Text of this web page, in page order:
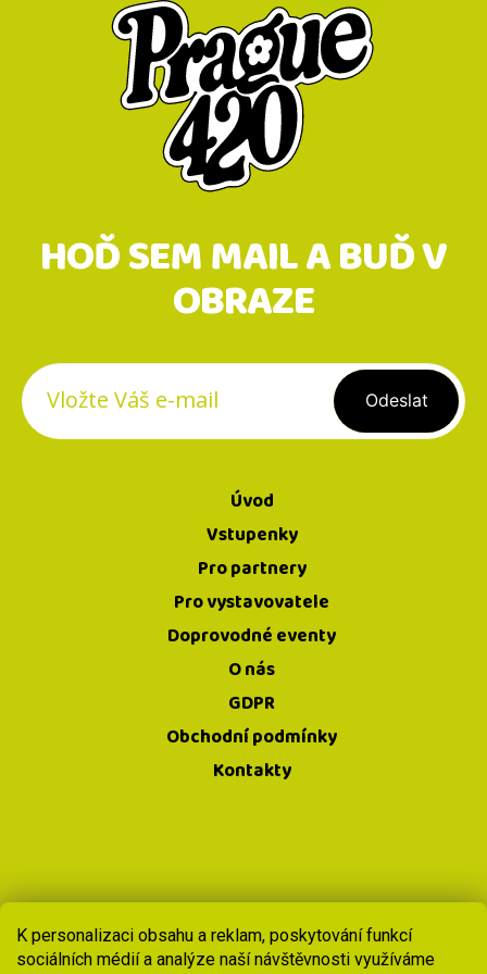
K personalizaci obsahu a reklam, poskytování funkcí
sociálních médií a analýze naší návštěvnosti využíváme
HOĎ SEM MAIL A BUĎ V
OBRAZE
Registrovat se
Úvod
Vstupenky
Pro partnery
Pro vystavovatele
Doprovodné eventy
O nás
GDPR
Obchodní podmínky
Kontakty
Copyright 2026Prague420. Všechna
práva vyhrazena.Upravit nastavení